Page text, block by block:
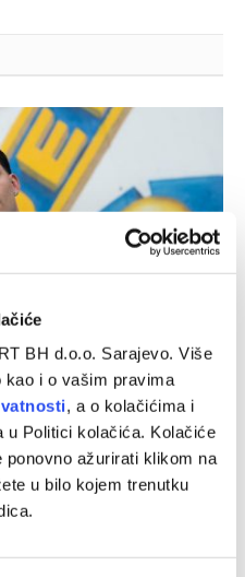
BH d.o.o. Sarajevo. Više
kao i o vašim pravima
, a o kolačićima i
u Politici kolačića. Kolačiće
ažurirati klikom na
u bilo kojem trenutku
iz Bundeslige